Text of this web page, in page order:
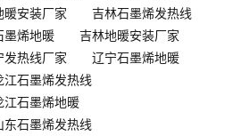
暖安装厂家
吉林石墨烯发热线
墨烯地暖
吉林地暖安装厂家
发热线厂家
辽宁石墨烯地暖
江石墨烯发热线
江石墨烯地暖
东石墨烯发热线